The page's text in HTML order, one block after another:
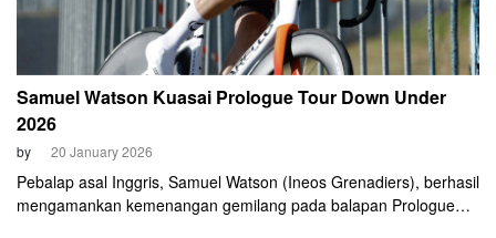
Samuel Watson Kuasai Prologue Tour Down Under
2026
by 20 January 2026
Pebalap asal Inggris, Samuel Watson (Ineos Grenadiers), berhasil
mengamankan kemenangan gemilang pada balapan Prologue